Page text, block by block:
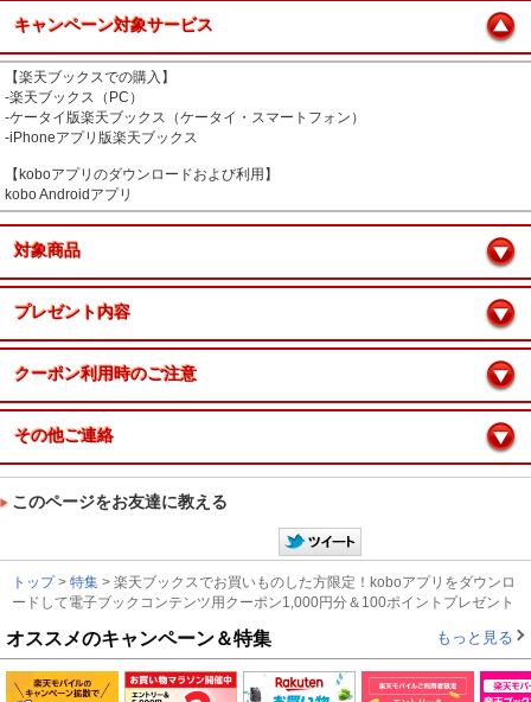
キャンペーン対象サービス
【楽天ブックスでの購入】
‐楽天ブックス（PC）
‐ケータイ版楽天ブックス（ケータイ・スマートフォン）
‐iPhoneアプリ版楽天ブックス
【koboアプリのダウンロードおよび利用】
kobo Androidアプリ
対象商品
プレゼント内容
クーポン利用時のご注意
その他ご連絡
このページをお友達に教える
トップ> 特集 > 楽天ブックスでお買いものした方限定！koboアプリをダウンロ
ードして電子ブックコンテンツ用クーポン1,000円分＆100ポイントプレゼント
オススメのキャンペーン＆特集 もっと見る